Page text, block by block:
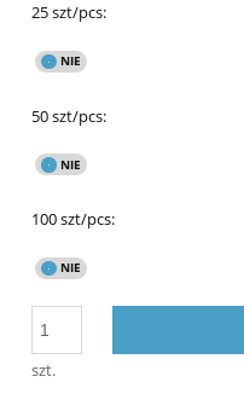
25 szt/pcs:
50 szt/pcs:
100 szt/pcs:
szt.